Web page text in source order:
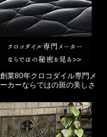
創業80年クロコダイル専門メ
ーカーならではの斑の美しさ